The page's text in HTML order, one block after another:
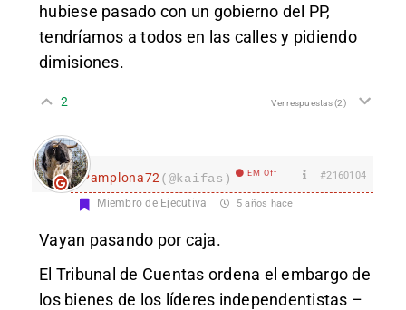
hubiese pasado con un gobierno del PP,
tendríamos a todos en las calles y pidiendo
dimisiones.
2 Ver respuestas(2)
Pamplona72 (@kaifas) EM Off #2160104
Miembro de Ejecutiva 5 años hace
Vayan pasando por caja.
El Tribunal de Cuentas ordena el embargo de
los bienes de los líderes independentistas –